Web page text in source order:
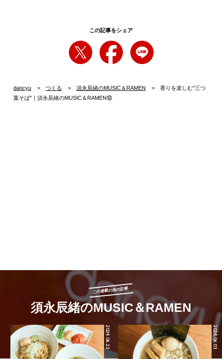
この記事をシェア
dancyu つくる 須永辰緒のMUSIC＆RAMEN
香りを楽しむ"三つ
葉そば"｜須永辰緒のMUSIC＆RAMEN⑩
この連載の他の記事
須永辰緒のMUSIC＆RAMEN
2024.06.22 2024.06.01